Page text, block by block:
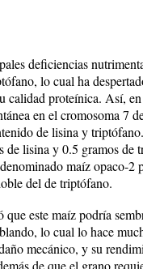
deficiencias
lo cual ha
calidad proteínica. Así,
en el cromosoma 7
de lisina y
de lisina y 0.5 gramos de
maíz opaco-2
del de triptófano.
este maíz podría
lo cual lo hace
mecánico, y su
de que el grano